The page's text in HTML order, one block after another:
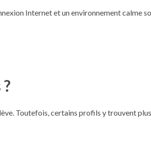
Internet et un environnement calme
Toutefois, certains profils y trouvent